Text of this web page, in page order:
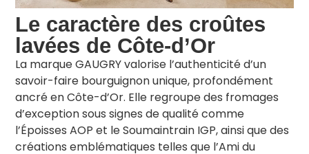
Le caractère des croûtes
lavées de Côte-d’Or
La marque GAUGRY valorise l’authenticité d’un
savoir-faire bourguignon unique, profondément
ancré en Côte-d’Or. Elle regroupe des fromages
d’exception sous signes de qualité comme
l’Époisses AOP et le Soumaintrain IGP, ainsi que des
créations emblématiques telles que l’Ami du